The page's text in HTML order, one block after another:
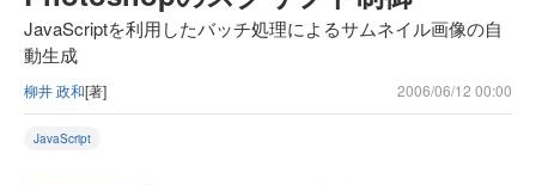
JavaScriptを利用したバッチ処理によるサムネイル画像の自
動生成
柳井 政和[著] 2006/06/12 00:00
JavaScript